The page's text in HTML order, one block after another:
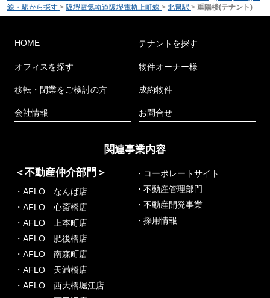
線・駅から探す > 阪堺電気軌道阪堺電軌上町線 > 北畠駅 > 重陽楼(テナント)
HOME
オフィスを探す
移転・閉業をご検討の方
会社情報
テナントを探す
物件オーナー様
成約物件
お問合せ
関連事業内容
＜不動産仲介部門＞
・AFLO なんば店
・AFLO 心斎橋店
・AFLO 上本町店
・AFLO 肥後橋店
・AFLO 南森町店
・AFLO 天満橋店
・AFLO 西大橋堀江店
・コーポレートサイト
・不動産管理部門
・不動産開発事業
・採用情報